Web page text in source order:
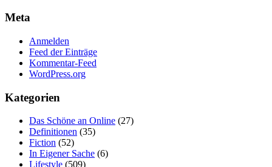
Meta
Anmelden
Feed der Einträge
Kommentar-Feed
WordPress.org
Kategorien
Das Schöne an Online (27)
Definitionen (35)
Fiction (52)
In Eigener Sache (6)
Lifestyle (509)